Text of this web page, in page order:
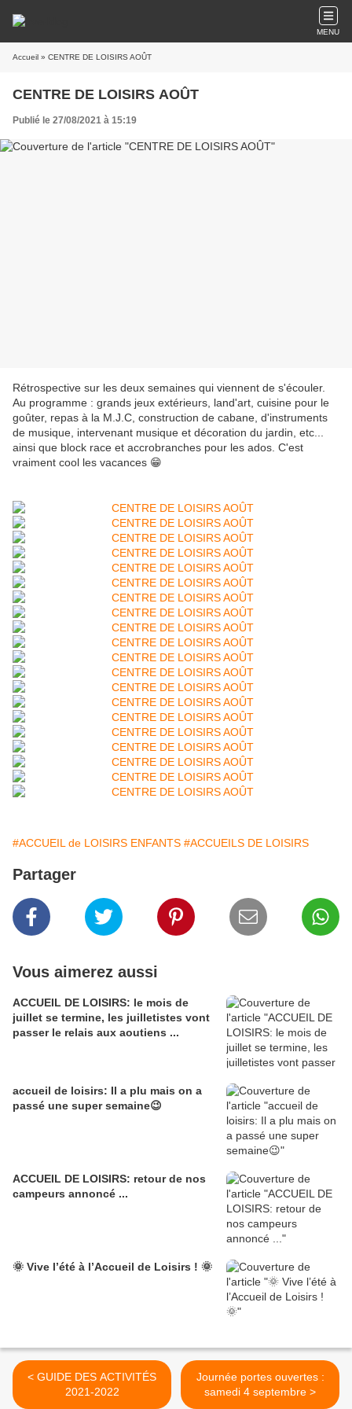
MENU
Accueil » CENTRE DE LOISIRS AOÛT
CENTRE DE LOISIRS AOÛT
Publié le 27/08/2021 à 15:19
Rétrospective sur les deux semaines qui viennent de s'écouler.
Au programme : grands jeux extérieurs, land'art, cuisine pour le
goûter, repas à la M.J.C, construction de cabane, d'instruments
de musique, intervenant musique et décoration du jardin, etc...
ainsi que block race et accrobranches pour les ados. C'est
vraiment cool les vacances 😁
#ACCUEIL de LOISIRS ENFANTS #ACCUEILS DE LOISIRS
Partager
Vous aimerez aussi
ACCUEIL DE LOISIRS: le mois de
juillet se termine, les juilletistes vont
passer le relais aux aoutiens ...
accueil de loisirs: Il a plu mais on a
passé une super semaine😉
ACCUEIL DE LOISIRS: retour de nos
campeurs annoncé ...
🌞 Vive l’été à l’Accueil de Loisirs ! 🌞
< GUIDE DES ACTIVITÉS
2021-2022
Journée portes ouvertes :
samedi 4 septembre >